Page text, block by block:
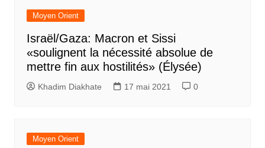
Moyen Orient
Israël/Gaza: Macron et Sissi
«soulignent la nécessité absolue de
mettre fin aux hostilités» (Élysée)
Khadim Diakhate 17 mai 2021 0
Moyen Orient